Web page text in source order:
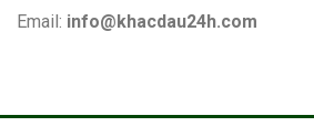
Email: info@khacdau24h.com